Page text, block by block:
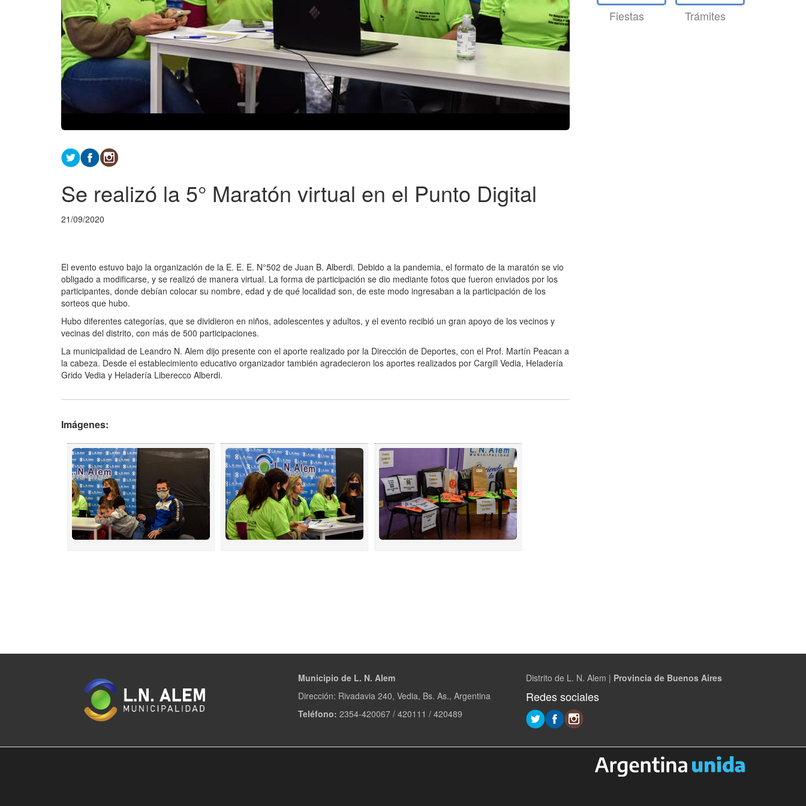
Se realizó la 5° Maratón virtual en el Punto Digital
21/09/2020
El evento estuvo bajo la organización de la E. E. E. N°502 de Juan B. Alberdi. Debido a la pandemia, el formato de la maratón se vio
obligado a modificarse, y se realizó de manera virtual. La forma de participación se dio mediante fotos que fueron enviados por los
participantes, donde debían colocar su nombre, edad y de qué localidad son, de este modo ingresaban a la participación de los
sorteos que hubo.
Hubo diferentes categorías, que se dividieron en niños, adolescentes y adultos, y el evento recibió un gran apoyo de los vecinos y
vecinas del distrito, con más de 500 participaciones.
La municipalidad de Leandro N. Alem dijo presente con el aporte realizado por la Dirección de Deportes, con el Prof. Martín Peacan a
la cabeza. Desde el establecimiento educativo organizador también agradecieron los aportes realizados por Cargill Vedia, Heladería
Grido Vedia y Heladería Liberecco Alberdi.
Imágenes:
Fiestas Trámites
Municipio de L. N. Alem
Dirección: Rivadavia 240, Vedia, Bs. As., Argentina
Teléfono: 2354-420067 / 420111 / 420489
Distrito de L. N. Alem | Provincia de Buenos Aires
Redes sociales